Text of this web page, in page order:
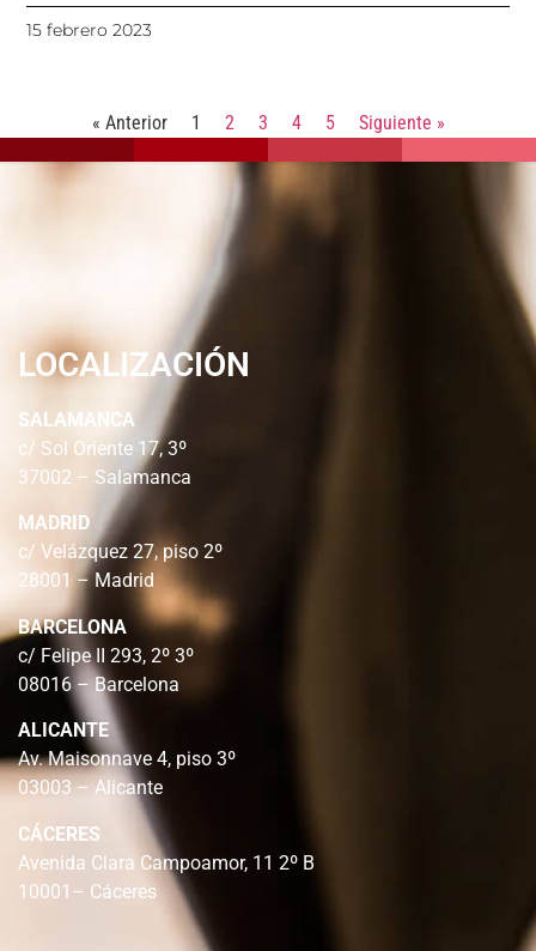
15 febrero 2023
« Anterior 1 2 3 4 5 Siguiente »
LOCALIZACIÓN
SALAMANCA
c/ Sol Oriente 17, 3º
37002 – Salamanca
MADRID
c/ Velázquez 27, piso 2º
28001 – Madrid
BARCELONA
c/ Felipe II 293, 2º 3º
08016 – Barcelona
ALICANTE
Av. Maisonnave 4, piso 3º
03003 – Alicante
CÁCERES
Avenida Clara Campoamor, 11 2º B
10001– Cáceres